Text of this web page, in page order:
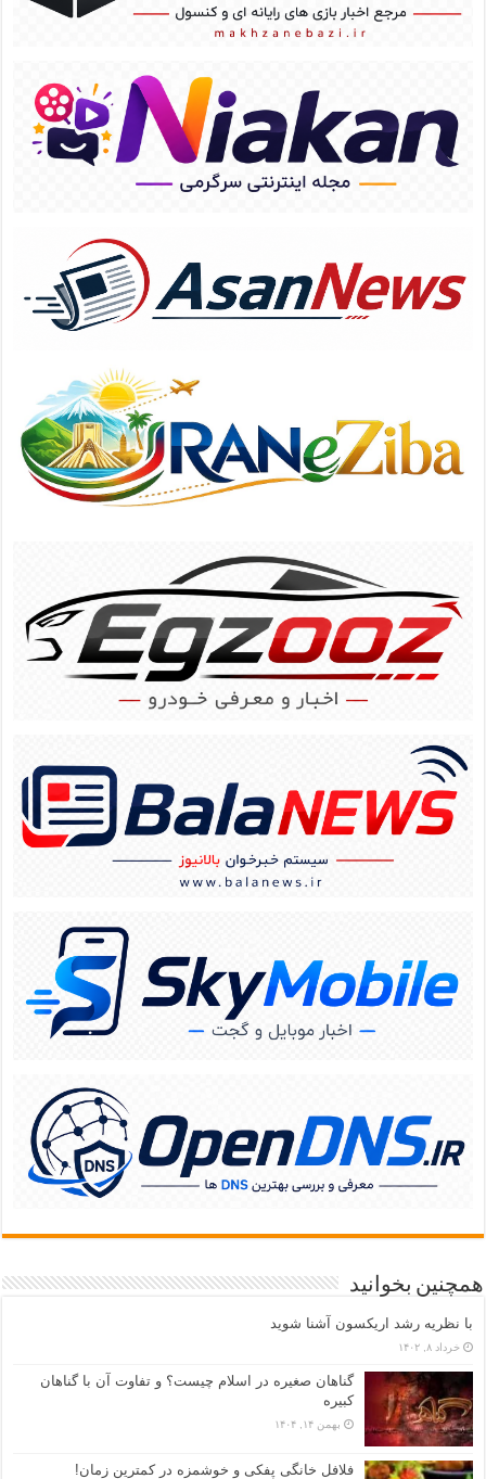
همچنین بخوانید
با نظریه رشد اریکسون آشنا شوید
خرداد ۸, ۱۴۰۲
گناهان صغیره در اسلام چیست؟ و تفاوت آن با گناهان
کبیره
بهمن ۱۴, ۱۴۰۴
فلافل خانگی پفکی و خوشمزه در کمترین زمان!